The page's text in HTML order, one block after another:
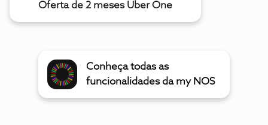
Oferta de 2 meses Uber One
Conheça todas as
funcionalidades da my NOS